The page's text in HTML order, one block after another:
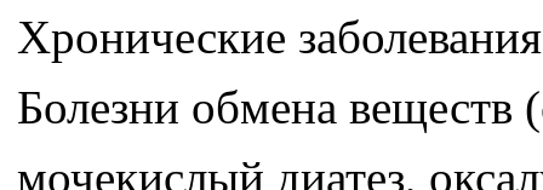
Хронические
Болезни обмена веществ
мочекислый диатез,